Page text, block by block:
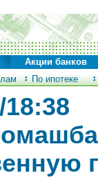
По ипотеке
Акции банков
18:38